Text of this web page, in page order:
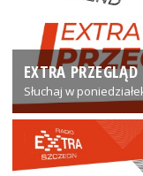
EXTRA
Słuchaj w